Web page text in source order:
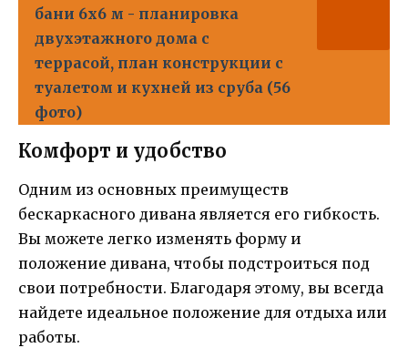
бани 6х6 м - планировка
двухэтажного дома с
террасой, план конструкции с
туалетом и кухней из сруба (56
фото)
Комфорт и удобство
Одним из основных преимуществ
бескаркасного дивана является его гибкость.
Вы можете легко изменять форму и
положение дивана, чтобы подстроиться под
свои потребности. Благодаря этому, вы всегда
найдете идеальное положение для отдыха или
работы.